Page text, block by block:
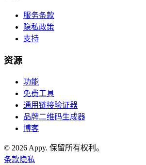
服务条款
隐私政策
支持
资源
功能
免费工具
通用链接验证器
品牌二维码生成器
博客
© 2026 Appy. 保留所有权利。
条款隐私